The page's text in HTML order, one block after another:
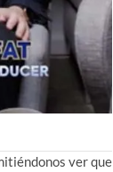
ver que